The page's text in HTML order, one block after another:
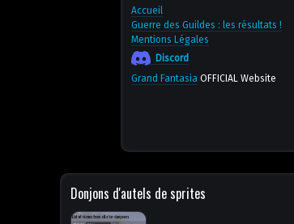
Accueil
Guerre des Guildes : les résultats !
Mentions Légales
Discord
Grand FantasiaOFFICIAL Website
Donjons d'autels de sprites